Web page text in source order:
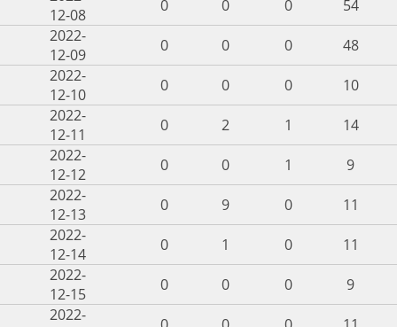
12-08
0 0 0
54
2022-
12-09
0 0 0
48
2022-
12-10
0 0 0
10
2022-
12-11
0 2 1
14
2022-
12-12
0 0 1
9
2022-
12-13
0 9 0
11
2022-
12-14
0 1 0
11
2022-
12-15
0 0 0
9
2022-